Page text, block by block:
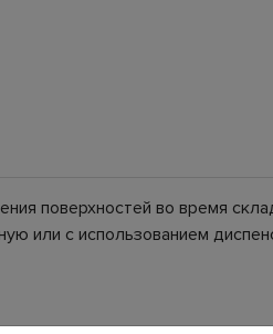
поверхностей во время
или с использованием